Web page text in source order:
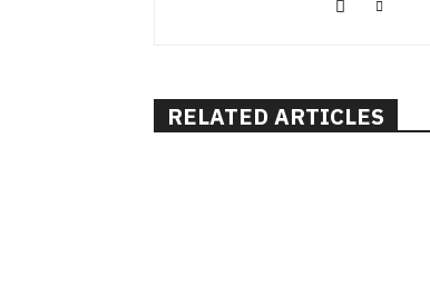
RELATED ARTICLES